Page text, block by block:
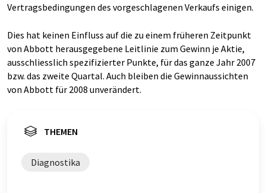
Vertragsbedingungen des vorgeschlagenen Verkaufs einigen.
Dies hat keinen Einfluss auf die zu einem früheren Zeitpunkt
von Abbott herausgegebene Leitlinie zum Gewinn je Aktie,
ausschliesslich spezifizierter Punkte, für das ganze Jahr 2007
bzw. das zweite Quartal. Auch bleiben die Gewinnaussichten
von Abbott für 2008 unverändert.
THEMEN
Diagnostika